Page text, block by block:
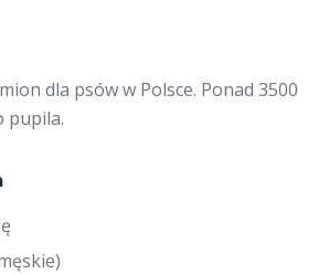
dla psów w Polsce. Ponad 3500
pupila.